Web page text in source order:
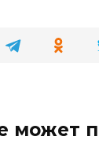
может